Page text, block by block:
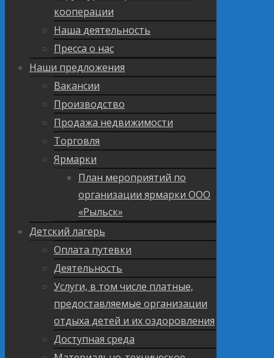
кооперации
Наша деятельность
Пресса о нас
Наши предложения
Вакансии
Производство
Продажа недвижимости
Торговля
Ярмарки
План мероприятий по
организации ярмарки ООО
«Рыльск»
Детский лагерь
Оплата путевки
Деятельность
Услуги, в том числе платные,
предоставляемые организации
отдыха детей и их оздоровления
Доступная среда